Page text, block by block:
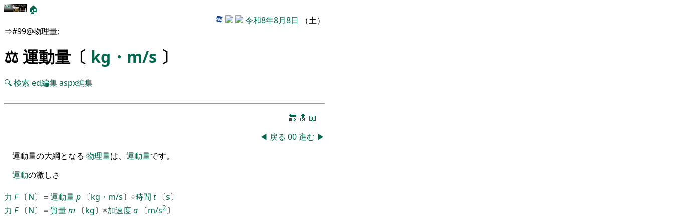
🏠
令和8年8月8日 （土）
⇒#99@物理量;
⚖️ 運動量〔 kg・m/s 〕
🔍検索 ed編集aspx編集
🔚 🔝 📖
◀ 戻る 00進む ▶
運動量の大綱となる 物理量は、 運動量です。
運動の激しさ
力 F〔N〕 ＝運動量p 〔kg・m/s〕 ÷時間 t〔s〕
力 F〔N〕 ＝ 質量m 〔kg〕 ×加速度a 〔m/s2〕